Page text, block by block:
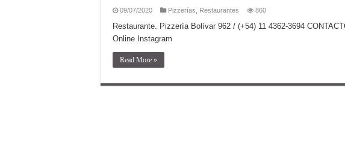
09/07/2020 Pizzerías Restaurantes 860
Restaurante. Pizzería Bolívar 962 / (+54) 11 4362-3694
Online Instagram
Read More »